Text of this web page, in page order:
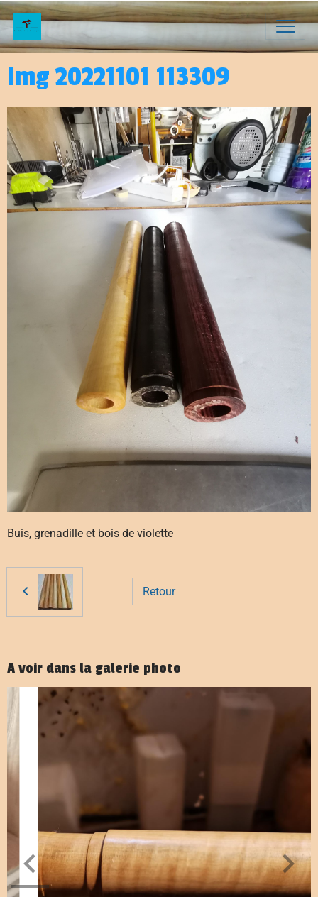
Img 20221101 113309
Buis, grenadille et bois de violette
Retour
A voir dans la galerie photo